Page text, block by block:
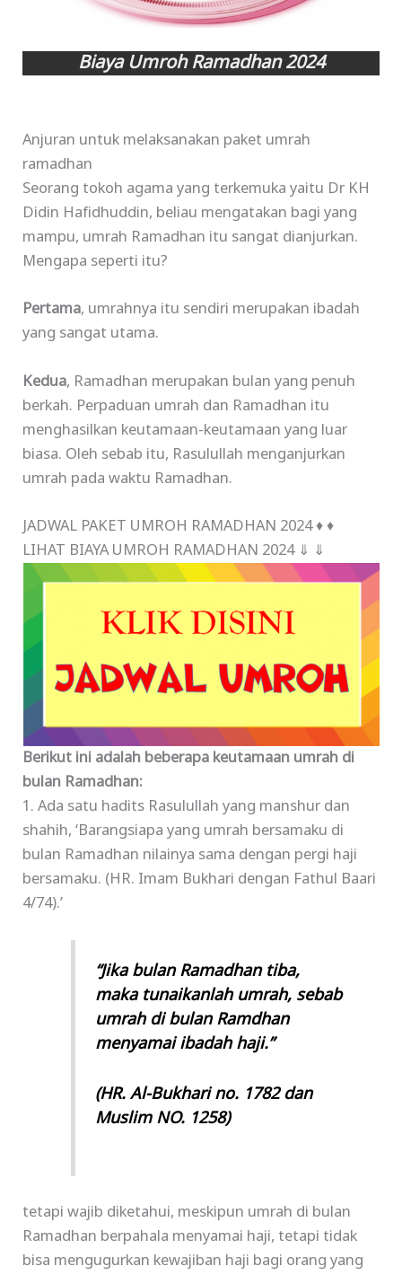
Biaya Umroh Ramadhan 2024
Anjuran untuk melaksanakan paket umrah
ramadhan
Seorang tokoh agama yang terkemuka yaitu Dr KH
Didin Hafidhuddin, beliau mengatakan bagi yang
mampu, umrah Ramadhan itu sangat dianjurkan.
Mengapa seperti itu?
Pertama, umrahnya itu sendiri merupakan ibadah
yang sangat utama.
Kedua, Ramadhan merupakan bulan yang penuh
berkah. Perpaduan umrah dan Ramadhan itu
menghasilkan keutamaan-keutamaan yang luar
biasa. Oleh sebab itu, Rasulullah menganjurkan
umrah pada waktu Ramadhan.
JADWAL PAKET UMROH RAMADHAN 2024 ♦ ♦
LIHAT BIAYA UMROH RAMADHAN 2024 ⇓ ⇓
Berikut ini adalah beberapa keutamaan umrah di
bulan Ramadhan:
1. Ada satu hadits Rasulullah yang manshur dan
shahih, ‘Barangsiapa yang umrah bersamaku di
bulan Ramadhan nilainya sama dengan pergi haji
bersamaku. (HR. Imam Bukhari dengan Fathul Baari
4/74).’
“Jika bulan Ramadhan tiba,
maka tunaikanlah umrah, sebab
umrah di bulan Ramdhan
menyamai ibadah haji.”
(HR. Al-Bukhari no. 1782 dan
Muslim NO. 1258)
tetapi wajib diketahui, meskipun umrah di bulan
Ramadhan berpahala menyamai haji, tetapi tidak
bisa mengugurkan kewajiban haji bagi orang yang